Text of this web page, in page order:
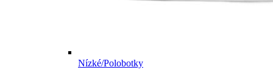
Nízké/Polobotky